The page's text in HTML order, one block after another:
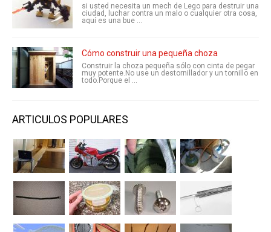
si usted necesita un mech de Lego para destruir una
ciudad, luchar contra un malo o cualquier otra cosa,
aquí es una bue ...
Cómo construir una pequeña choza
Construir la choza pequeña sólo con cinta de pegar
muy potente.No use un destornillador y un tornillo en
todo.Porque el ...
ARTICULOS POPULARES